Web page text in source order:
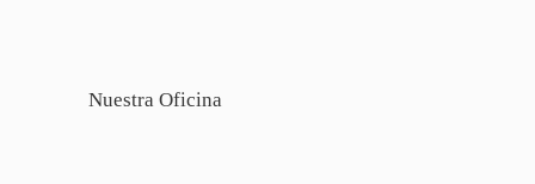
Nuestra Oficina